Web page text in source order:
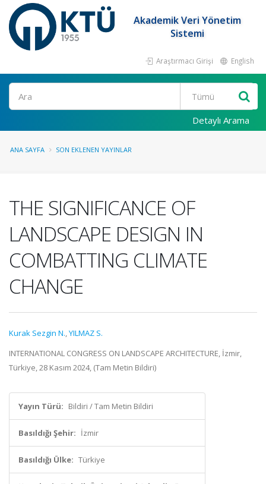
Akademik Veri Yönetim
Sistemi
Araştırmacı Girişi English
Ara
Detaylı Arama
ANA SAYFA SON EKLENEN YAYINLAR
THE SIGNIFICANCE OF
LANDSCAPE DESIGN IN
COMBATTING CLIMATE
CHANGE
Kurak Sezgin N.,YILMAZ S.
INTERNATIONAL CONGRESS ON LANDSCAPE ARCHITECTURE, İzmir,
Türkiye, 28 Kasım 2024, (Tam Metin Bildiri)
Yayın Türü: Bildiri / Tam Metin Bildiri
Basıldığı Şehir: İzmir
Basıldığı Ülke: Türkiye